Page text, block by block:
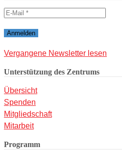
Vergangene Newsletter lesen
Unterstützung des Zentrums
Übersicht
Spenden
Mitgliedschaft
Mitarbeit
Programm